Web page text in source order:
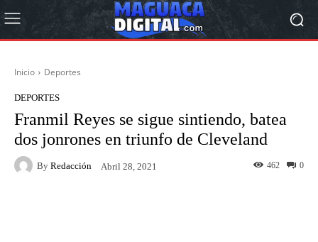
Inicio Deportes
DEPORTES
Franmil Reyes se sigue sintiendo, batea
dos jonrones en triunfo de Cleveland
By Redacción Abril 28, 2021 0
462